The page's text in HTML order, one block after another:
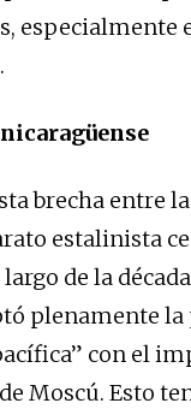
especialmente
brecha entre
estalinista
de la
plenamente la
con el
Moscú. Esto